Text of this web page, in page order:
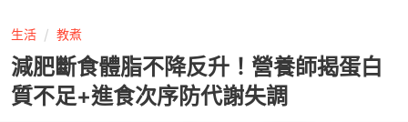
生活 教煮
減肥斷食體脂不降反升！營養師揭蛋白
質不足+進食次序防代謝失調